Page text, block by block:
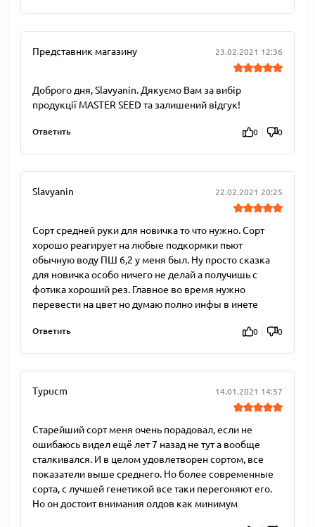
Представник магазину 23.02.2021 12:36
Доброго дня, Slavyanin. Дякуємо Вам за вибір
продукції MASTER SEED та залишений відгук!
Ответить 0 0
Slavyanin 22.02.2021 20:25
Сорт средней руки для новичка то что нужно. Сорт
хорошо реагирует на любые подкормки пьют
обычную воду ПШ 6,2 у меня был. Ну просто сказка
для новичка особо ничего не делай а получишь с
фотика хороший рез. Главное во время нужно
перевести на цвет но думаю полно инфы в инете
Ответить 0 0
Typucm 14.01.2021 14:57
Старейший сорт меня очень порадовал, если не
ошибаюсь видел ещё лет 7 назад не тут а вообще
сталкивался. И в целом удовлетворен сортом, все
показатели выше среднего. Но более современные
сорта, с лучшей генетикой все таки перегоняют его.
Но он достоит внимания олдов как минимум